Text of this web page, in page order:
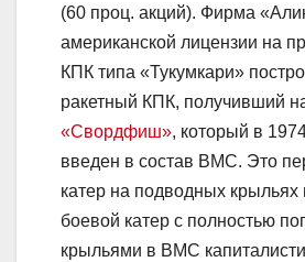
(60 проц. акций). Фирма
американской лицензии на
КПК типа «Тукумкари»
ракетный КПК, получивший
«Свордфиш», который в
введен в состав ВМС. Это
катер на подводных
боевой катер с полностью
крыльями в ВМС